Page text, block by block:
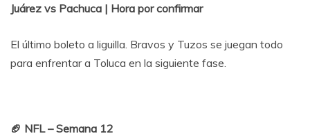
Juárez vs Pachuca | Hora por confirmar
El último boleto a liguilla. Bravos y Tuzos se juegan todo
para enfrentar a Toluca en la siguiente fase.
🏈 NFL – Semana 12